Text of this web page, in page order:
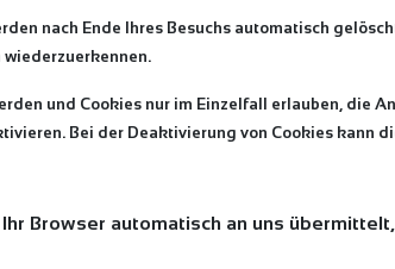
nach Ende Ihres Besuchs automatisch
wiederzuerkennen.
und Cookies nur im Einzelfall erlauben, die
Bei der Deaktivierung von Cookies kann
Browser automatisch an uns